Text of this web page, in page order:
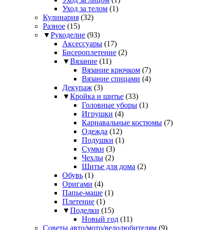
Уход за телом (1)
Кулинария (32)
Разное (15)
▼Рукоделие (93)
Аксессуары (17)
Бисероплетение (2)
▼Вязание (11)
Вязание крючком (7)
Вязание спицами (4)
Декупаж (3)
▼Кройка и шитье (33)
Головные уборы (1)
Игрушки (4)
Карнавальные костюмы (7)
Одежда (12)
Подушки (1)
Сумки (3)
Чехлы (2)
Шитье для дома (2)
Обувь (1)
Оригами (4)
Папье-маше (1)
Плетение (1)
▼Поделки (15)
Новый год (11)
Советы авто/мото/велолюбителям (9)